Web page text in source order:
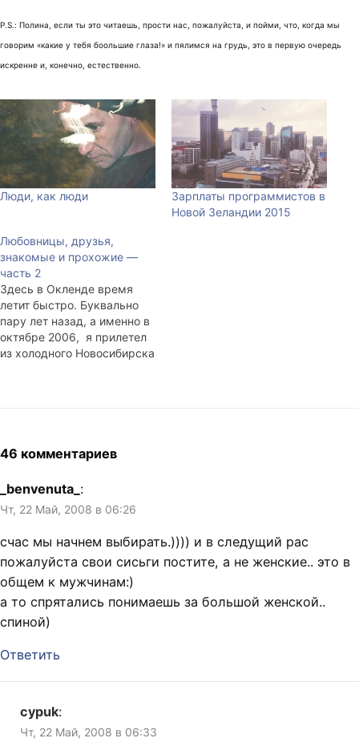
P.S.: Полина, если ты это читаешь, прости нас, пожалуйста, и пойми, что, когда мы
говорим «какие у тебя боольшие глаза!» и пялимся на грудь, это в первую очередь
искренне и, конечно, естественно.
Люди, как люди
Зарплаты программистов в
Новой Зеландии 2015
Любовницы, друзья,
знакомые и прохожие —
часть 2
Здесь в Окленде время
летит быстро. Буквально
пару лет назад, а именно в
октябре 2006, я прилетел
из холодного Новосибирска
подогрева и лазали по
деревьям в близлежащем
парке, уж…
46 комментариев
_benvenuta_ :
Чт, 22 Май, 2008 в 06:26
счас мы начнем выбирать.)))) и в следущий рас
пожалуйста свои сисьги постите, а не женские.. это в
общем к мужчинам:)
а то спрятались понимаешь за большой женской..
спиной)
Ответить
cypuk:
Чт, 22 Май, 2008 в 06:33